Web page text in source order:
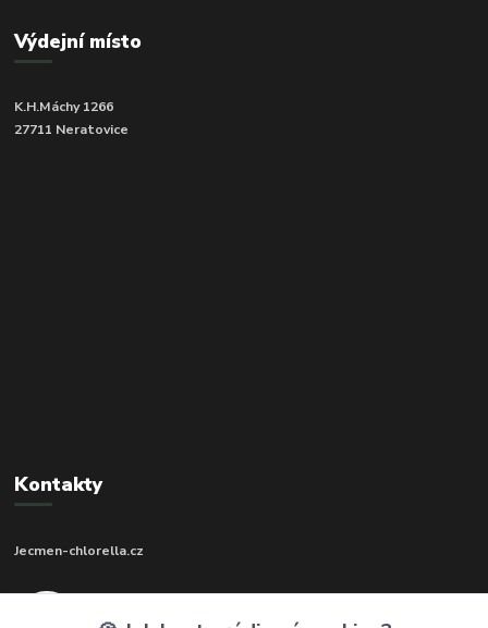
Výdejní místo
K.H.Máchy 1266
27711 Neratovice
Kontakty
Jecmen-chlorella.cz